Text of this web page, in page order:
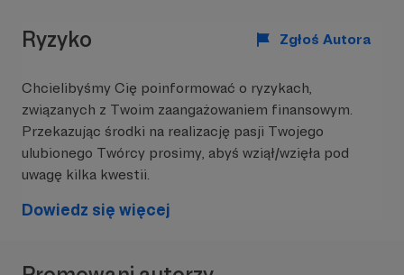
Ryzyko Zgłoś Autora
Chcielibyśmy Cię poinformować o ryzykach,
związanych z Twoim zaangażowaniem finansowym.
Przekazując środki na realizację pasji Twojego
ulubionego Twórcy prosimy, abyś wziął/wzięła pod
uwagę kilka kwestii.
Dowiedz się więcej